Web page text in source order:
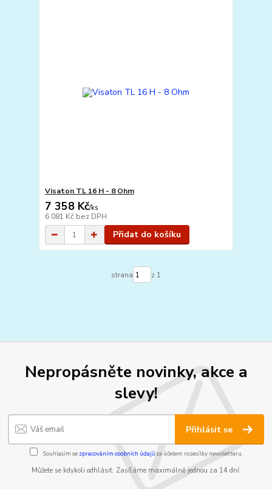
Visaton TL 16 H - 8 Ohm
7 358 Kč/ks
6 081 Kč bez DPH
Přidat do košíku
strana z 1
Nepropásněte novinky, akce a
slevy!
Přihlásit se
Souhlasím se zpracováním osobních údajůza účelem rozesílky newsletteru.
Můžete se kdykoli odhlásit. Zasíláme maximálně jednou za 14 dní.